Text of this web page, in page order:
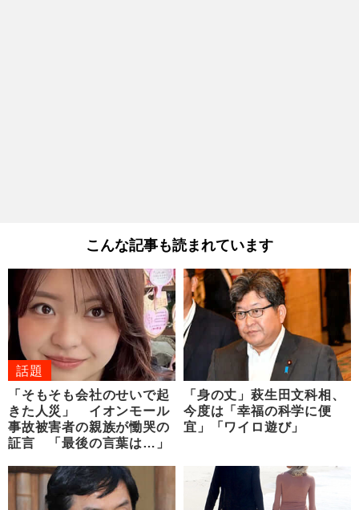
こんな記事も読まれています
話題
「そもそも会社のせいで起
きた人災」 イオンモール
事故被害者の親族が慟哭の
証言 「最後の言葉は…」
「身の丈」萩生田文科相、
今度は「幸福の科学に便
宜」「ワイロ遊び」